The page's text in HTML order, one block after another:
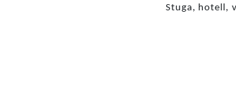
Stuga, hotell,